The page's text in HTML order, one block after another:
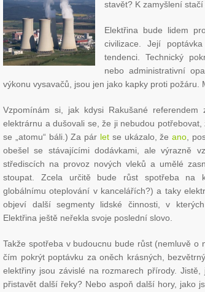
stavět? K zamyšlení stačí
Elektřina bude lidem
civilizace. Její
tendenci. Technický
nebo administrativní
výkonu vysavačů, jsou jen jako kapky proti požáru.
Vzpomínám si, jak kdysi Rakušané referendem
elektrárnu a dušovali se, že ji nebudou
se „atomu“ báli.) Za pár let se ukázalo, žeano ,
obešel se stávajícími dodávkami, ale výrazně
střediscích na provoz nových vleků a umělé
stoupat. Zcela určitě bude růst spotřeba na
globálnímu oteplování v kancelářích?) a taky
objeví další segmenty lidské činnosti, v
Elektřina ještě neřekla svoje poslední slovo.
Takže spotřeba v budoucnu bude růst (nemluvě o
čím pokrýt poptávku za oněch krásných,
elektřiny jsou závislé na rozmarech přírody.
přistavět další řeky? Nebo aspoň další hory, jako